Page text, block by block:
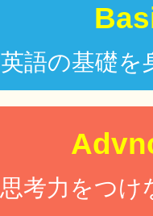
英語の基礎を
思考力をつけ